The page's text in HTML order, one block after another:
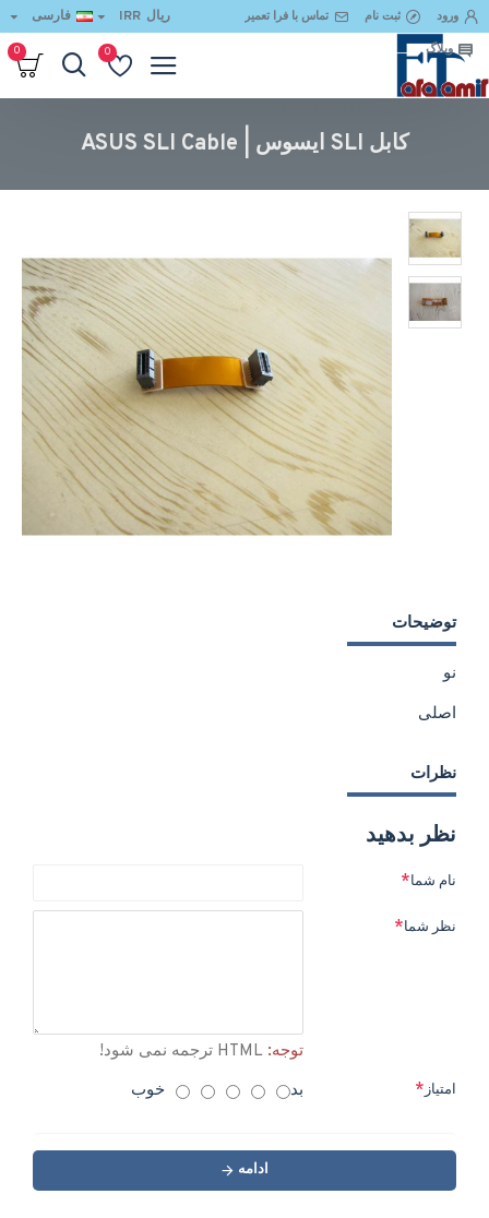
ورود ثبت نام تماس با فرا تعمیر
وبلاگ
ریال IRR فارسی
0
0
کابل SLI ایسوس | ASUS SLI Cable
توضیحات
نو
اصلی
نظرات
نظر بدهید
نام شما
نظر شما
توجه:
امتیاز بد خوب
ادامه